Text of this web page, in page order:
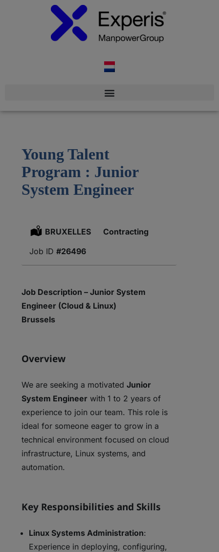
Young Talent
Program : Junior
System Engineer
Location:
BRUXELLES Type:
Contracting
#26496
Job Description – Junior System
Engineer (Cloud & Linux)
Brussels
Overview
We are seeking a motivatedJunior
System Engineer with 1 to 2 years of
experience to join our team. This role is
ideal for someone eager to grow in a
technical environment focused on cloud
infrastructure, Linux systems, and
automation.
Key Responsibilities and Skills
Linux Systems Administration:
Experience in deploying, configuring,